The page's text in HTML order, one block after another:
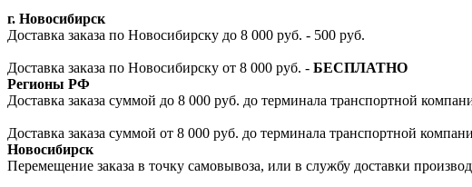
г. Новосибирск
Доставка заказа по Новосибирску до 8 000 руб. - 500 руб.
Доставка заказа по Новосибирску от 8 000 руб. - БЕСПЛАТНО
Регионы РФ
Доставка заказа суммой до 8 000 руб. до терминала транспортной
Доставка заказа суммой от 8 000 руб. до терминала транспортной
Новосибирск
Перемещение заказа в точку самовывоза, или в службу доставки